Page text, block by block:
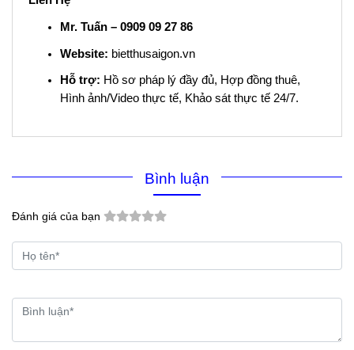
Mr. Tuấn – 0909 09 27 86
Website: bietthusaigon.vn
Hỗ trợ: Hồ sơ pháp lý đầy đủ, Hợp đồng thuê,
Hình ảnh/Video thực tế, Khảo sát thực tế 24/7.
Bình luận
Đánh giá của bạn